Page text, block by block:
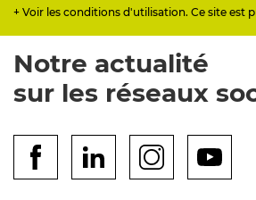
+ Voir les conditions d'utilisation. Ce site est
Notre actualité
sur les réseaux